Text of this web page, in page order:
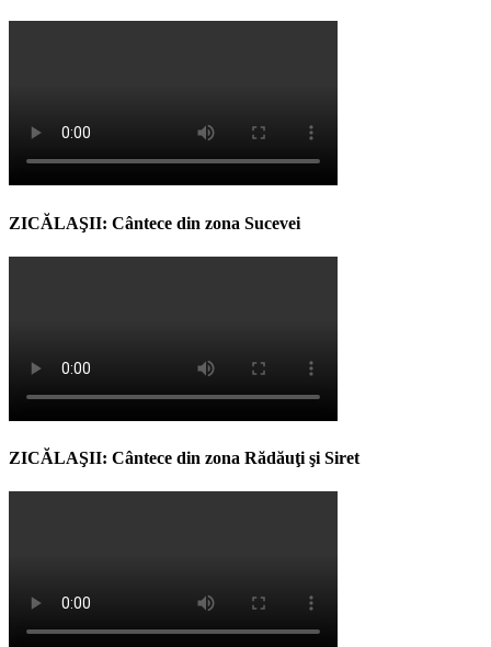
ZICĂLAŞII: Cântece din zona Sucevei
ZICĂLAŞII: Cântece din zona Rădăuţi şi Siret